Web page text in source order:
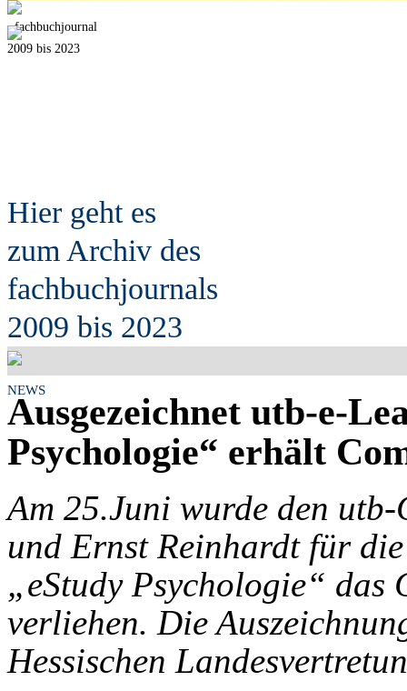
fachbuchjournal
2009 bis 2023
Hier geht es
zum Archiv des
fachbuchjournals
2009 bis 2023
NEWS
Ausgezeichnet utb-e-
Psychologie“ erhält
Am 25.Juni wurde den
und Ernst Reinhardt für
„eStudy Psychologie“ das
verliehen. Die
Hessischen